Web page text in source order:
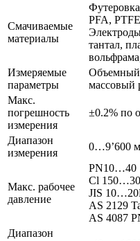
Смачиваемые
материалы
PFA,
тантал,
Измеряемые
параметры
Объемный
массовый
Макс.
погрешность
измерения
±0.2% по
Диапазон
измерения
0…9’600
Макс. рабочее
давление
PN10…40
Cl
JIS
AS 2129
AS 4087
Диапазон